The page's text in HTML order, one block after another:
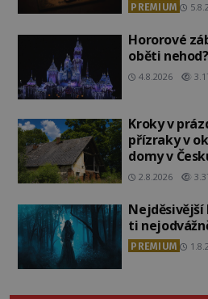
PREMIUM
Hororové
oběti nehod?
4.8.2026
Kroky v
přízraky v
domy v
2.8.2026
Nejděsivější lesy
ti
PREMIUM